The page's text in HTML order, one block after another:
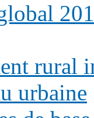
rural
urbaine